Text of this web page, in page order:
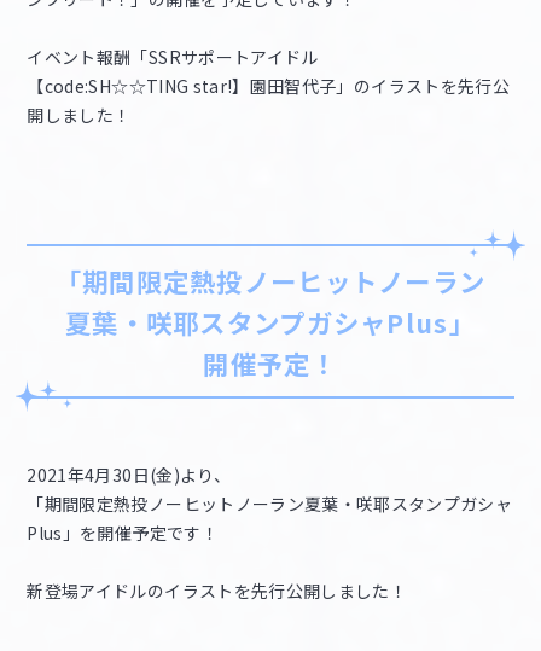
イベント報酬「SSRサポートアイドル
【code:SH☆☆TING star!】園田智代子」のイラストを先行公
開しました！
「期間限定熱投ノーヒットノーラン
夏葉・咲耶スタンプガシャPlus」
開催予定！
2021年4月30日(金)より、
「期間限定熱投ノーヒットノーラン夏葉・咲耶スタンプガシャ
Plus」を開催予定です！
新登場アイドルのイラストを先行公開しました！